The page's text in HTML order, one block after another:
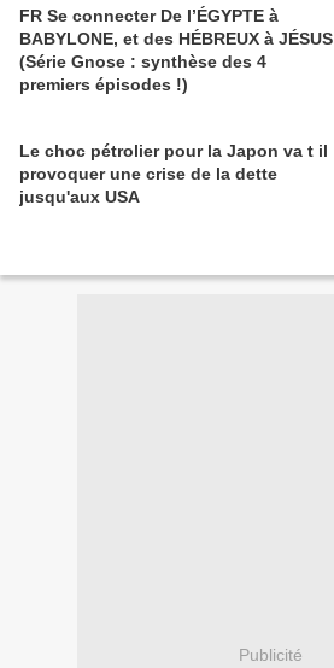
FR Se connecter De l’ÉGYPTE à
BABYLONE, et des HÉBREUX à JÉSUS
(Série Gnose : synthèse des 4
premiers épisodes !)
Le choc pétrolier pour la Japon va t il
provoquer une crise de la dette
jusqu'aux USA
Publicité